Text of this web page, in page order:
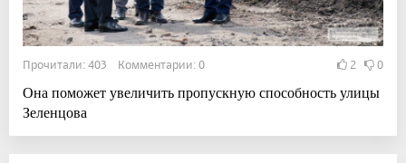
Прочитали: 403 Комментарии: 0 2 0
Она поможет увеличить пропускную способность улицы
Зеленцова